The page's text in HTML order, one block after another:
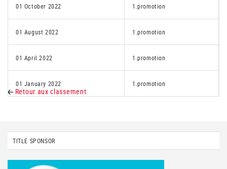
01 October 2022 1.promotion
01 August 2022 1.promotion
01 April 2022 1.promotion
01 January 2022 1.promotion
Retour aux classement
TITLE SPONSOR